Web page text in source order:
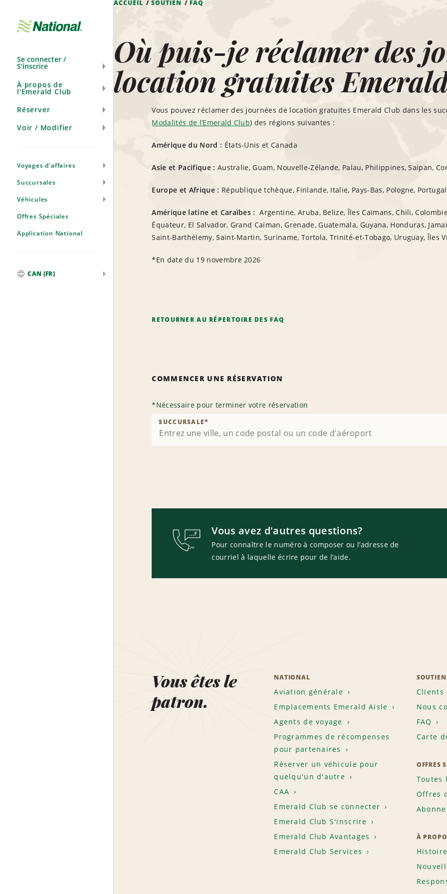
navigation
Se connecter /
S'inscrire
À propos de
l'Emerald Club
Réserver
Voir / Modifier
Voyages d'affaires
Succursales
Véhicules
Offres Spéciales
Application National
CAN (FR)
ACCUEIL SOUTIEN FAQ
Où puis-je réclamer des
location gratuites
Vous pouvez réclamer des journées de location gratuites Emerald Club dans les
Modalités de l’Emerald Club) des régions suivantes :
Amérique du Nord : États-Unis et Canada
Asie et Pacifique : Australie, Guam, Nouvelle-Zélande, Palau, Philippines, Saipan,
Europe et Afrique : République tchèque, Finlande, Italie, Pays-Bas, Pologne,
Amérique latine et Caraïbes : Argentine, Aruba, Belize, Îles Caïmans, Chili,
Équateur, El Salvador, Grand Caïman, Grenade, Guatemala, Guyana, Honduras,
Saint-Barthélemy, Saint-Martin, Suriname, Tortola, Trinité-et-Tobago, Uruguay, Îles
*En date du 19 novembre 2026
RETOURNER AU RÉPERTOIRE DES FAQ
COMMENCER UNE RÉSERVATION
*Nécessaire pour terminer votre réservation
SUCCURSALE*
Vous avez d'autres questions?
Pour connaître le numéro à composer ou l’adresse de
courriel à laquelle écrire pour de l’aide.
Vous êtes le
patron.
NATIONAL
Aviation générale
Emplacements Emerald Aisle
Agents de voyage
Programmes de récompenses
pour partenaires
Réserver un véhicule pour
quelqu'un d'autre
CAA
Emerald Club se connecter
Emerald Club S'inscrire
Emerald Club Avantages
Emerald Club Services
SOUTIEN
Clients
Nous
FAQ
Carte
OFFRES
Toutes
Offres
À